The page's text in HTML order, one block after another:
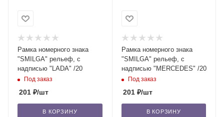
Рамка номерного знака
"SMILGA" рельеф, с
надписью "LADA" /20
Под заказ
201 ₽/шт
В КОРЗИНУ
Рамка номерного знака
"SMILGA" рельеф, с
надписью "MERCEDES" /20
Под заказ
201₽/шт
В КОРЗИНУ